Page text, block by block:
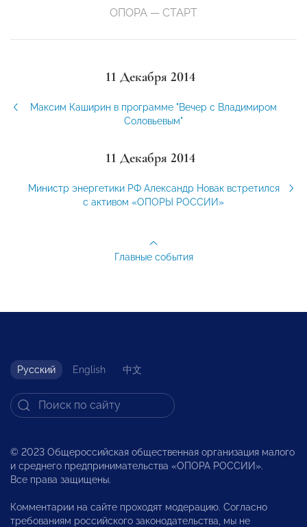
ОПОРА — СТАРТ
11 Декабря 2014
Максим Каширин в программе "Вечер с Владимиром
Соловьевым"
11 Декабря 2014
Министр энергетики РФ Александр Новак встретился
с активом «ОПОРЫ РОССИИ»
Главные события
Русский English 中文
© 2023 Общероссийская общественная организация малого
и среднего предпринимательства «ОПОРА РОССИИ».
Все права защищены.
Комментарии на сайте проходят модерацию. Согласно
требованиям российского законодательства, мы не